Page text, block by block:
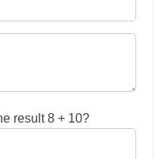
result 8 + 10?